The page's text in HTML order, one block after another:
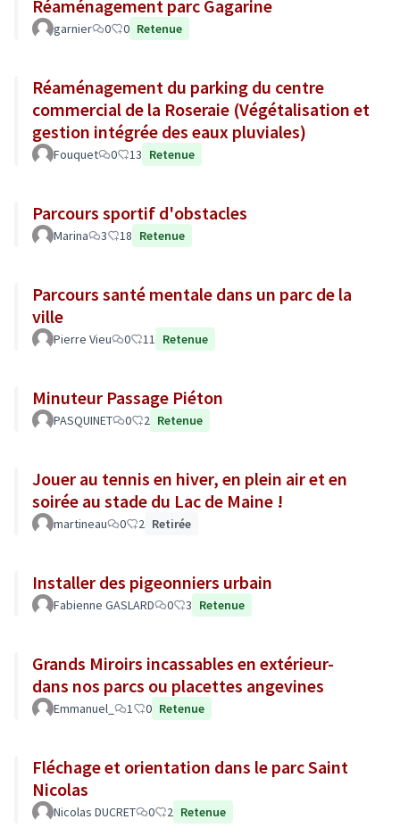
Réaménagement parc Gagarine
garnier 0 0 Retenue
Réaménagement du parking du centre
commercial de la Roseraie (Végétalisation et
gestion intégrée des eaux pluviales)
Fouquet 0 13 Retenue
Parcours sportif d'obstacles
Marina 3 18 Retenue
Parcours santé mentale dans un parc de la
ville
Pierre Vieu 0 11 Retenue
Minuteur Passage Piéton
PASQUINET 0 2 Retenue
Jouer au tennis en hiver, en plein air et en
soirée au stade du Lac de Maine !
martineau 0 2 Retirée
Installer des pigeonniers urbain
Fabienne GASLARD 0 3 Retenue
Grands Miroirs incassables en extérieur-
dans nos parcs ou placettes angevines
Emmanuel_ 1 0 Retenue
Fléchage et orientation dans le parc Saint
Nicolas
Nicolas DUCRET 0 2 Retenue